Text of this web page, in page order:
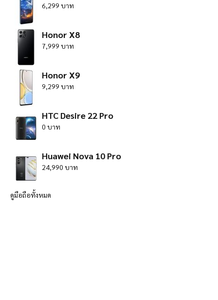
6,299 บาท
Honor X8
7,999 บาท
Honor X9
9,299 บาท
HTC Desire 22 Pro
0 บาท
Huawei Nova 10 Pro
24,990 บาท
ดูมือถือทั้งหมด